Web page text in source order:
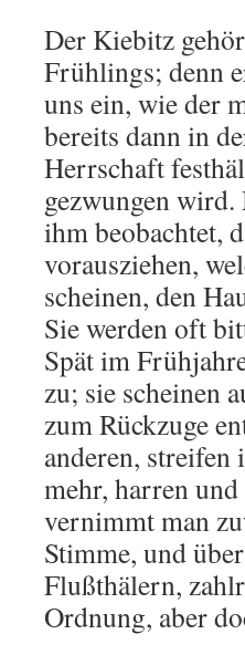
Der Kiebitz
Frühlings; denn
uns ein, wie der
bereits dann in
Herrschaft
gezwungen
ihm beobachtet,
vorausziehen,
scheinen, den
Sie werden oft
Spät im
zu; sie scheinen
zum Rückzuge
anderen,
mehr, harren
vernimmt man
Stimme, und
Flußthälern,
Ordnung, aber